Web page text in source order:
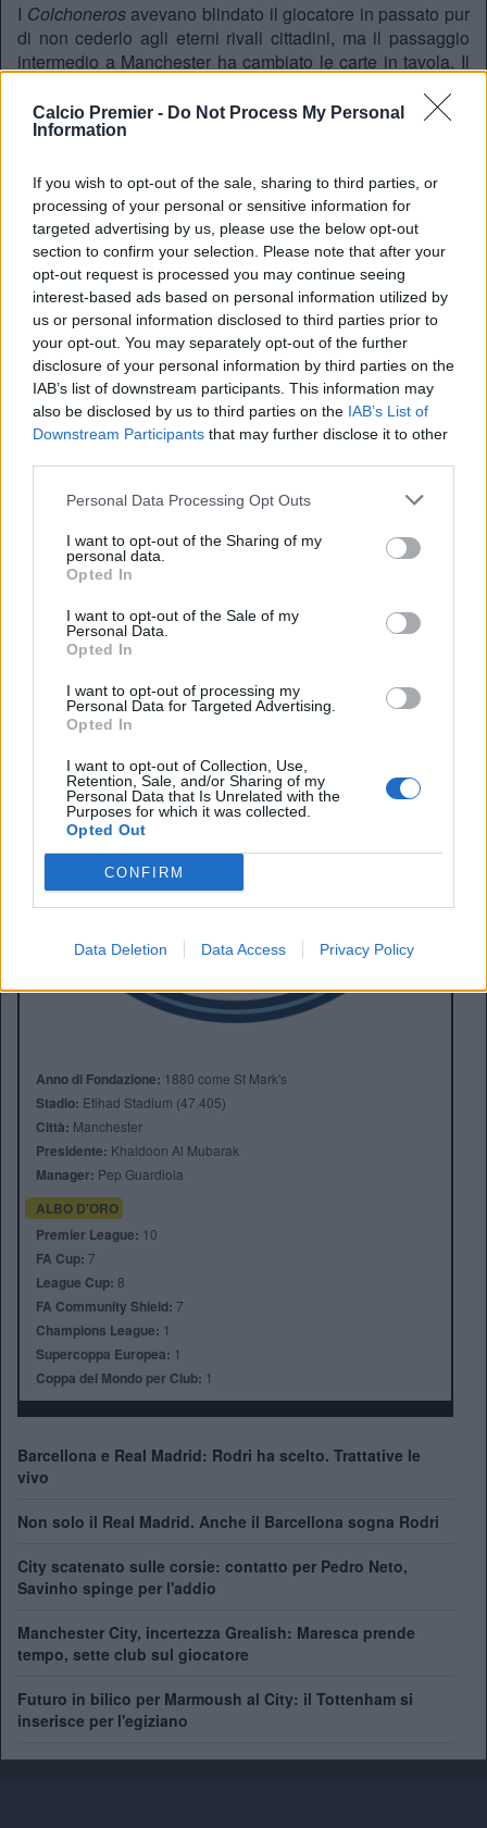
Calcio Premier - Do Not Process My Personal
Information
If you wish to opt-out of the sale, sharing to third parties, or
processing of your personal or sensitive information for
targeted advertising by us, please use the below opt-out
section to confirm your selection. Please note that after your
opt-out request is processed you may continue seeing
interest-based ads based on personal information utilized by
us or personal information disclosed to third parties prior to
your opt-out. You may separately opt-out of the further
disclosure of your personal information by third parties on the
IAB’s list of downstream participants. This information may
also be disclosed by us to third parties on the IAB’s List of
Downstream Participants that may further disclose it to other
Personal Data Processing Opt Outs
I want to opt-out of the Sharing of my
personal data.
Opted In
I want to opt-out of the Sale of my
Personal Data.
Opted In
I want to opt-out of processing my
Personal Data for Targeted Advertising.
Opted In
I want to opt-out of Collection, Use,
Retention, Sale, and/or Sharing of my
Personal Data that Is Unrelated with the
Purposes for which it was collected.
Opted Out
CONFIRM
Data Deletion Data Access Privacy Policy
I Colchonerosavevano blindato il giocatore in passato pur
di non cederlo agli eterni rivali cittadini, ma il passaggio
intermedio a Manchester ha cambiato le carte in tavola. Il
della dirigenzablancain ogni singola sessione: lo
spagnolo, classe ’96, è individuato come l’erede ideale per
rimasto orfano della qualità e dell’esperienza di leggende
come Toni Kroos e Luka Modrić.
Clima di smobilitazione a Manchester
Secondo la stampa spagnola non c’è più tempo da
perdere. Il centrocampista sembrerebbe davvero propenso
a sposare la causa dei campioni d’Europa in carica e a
fare ritorno in patria, complice l’aria di smobilitazione che
si respira a Manchester dopo la vittoria della Premier da
parte dell’Arsenal. Sempre a detta diMarca, l’operazione
tra i due club per l’estate sarebbe considerata, per la prima
volta, assolutamente“fattibile”. Per il City si profila
un’estate di totale rifondazione.
Anno di Fondazione: 1880 come St Mark's
Stadio: Etihad Stadium (47.405)
Città: Manchester
Presidente: Khaldoon Al Mubarak
Manager: Pep Guardiola
ALBO D'ORO
Premier League: 10
FA Cup: 7
League Cup: 8
FA Community Shield: 7
Champions League: 1
Supercoppa Europea: 1
Coppa del Mondo per Club: 1
Barcellona e Real Madrid: Rodri ha scelto. Trattative le
vivo
Non solo il Real Madrid. Anche il Barcellona sogna Rodri
City scatenato sulle corsie: contatto per Pedro Neto,
Savinho spinge per l'addio
Manchester City, incertezza Grealish: Maresca prende
tempo, sette club sul giocatore
Futuro in bilico per Marmoush al City: il Tottenham si
inserisce per l'egiziano